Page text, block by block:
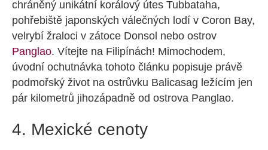
chráněný unikátní korálový útes Tubbataha,
pohřebiště japonských válečných lodí v Coron Bay,
velrybí žraloci v zátoce Donsol nebo ostrov
Panglao. Vítejte na Filipínách! Mimochodem,
úvodní ochutnávka tohoto článku popisuje právě
podmořský život na ostrůvku Balicasag ležícím jen
pár kilometrů jihozápadně od ostrova Panglao.
4. Mexické cenoty